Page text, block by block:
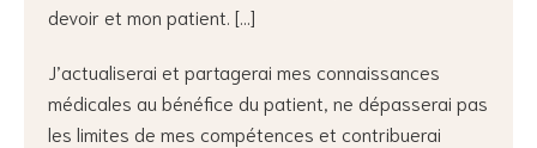
devoir et mon patient. […]
J’actualiserai et partagerai mes connaissances
médicales au bénéfice du patient, ne dépasserai pas
les limites de mes compétences et contribuerai